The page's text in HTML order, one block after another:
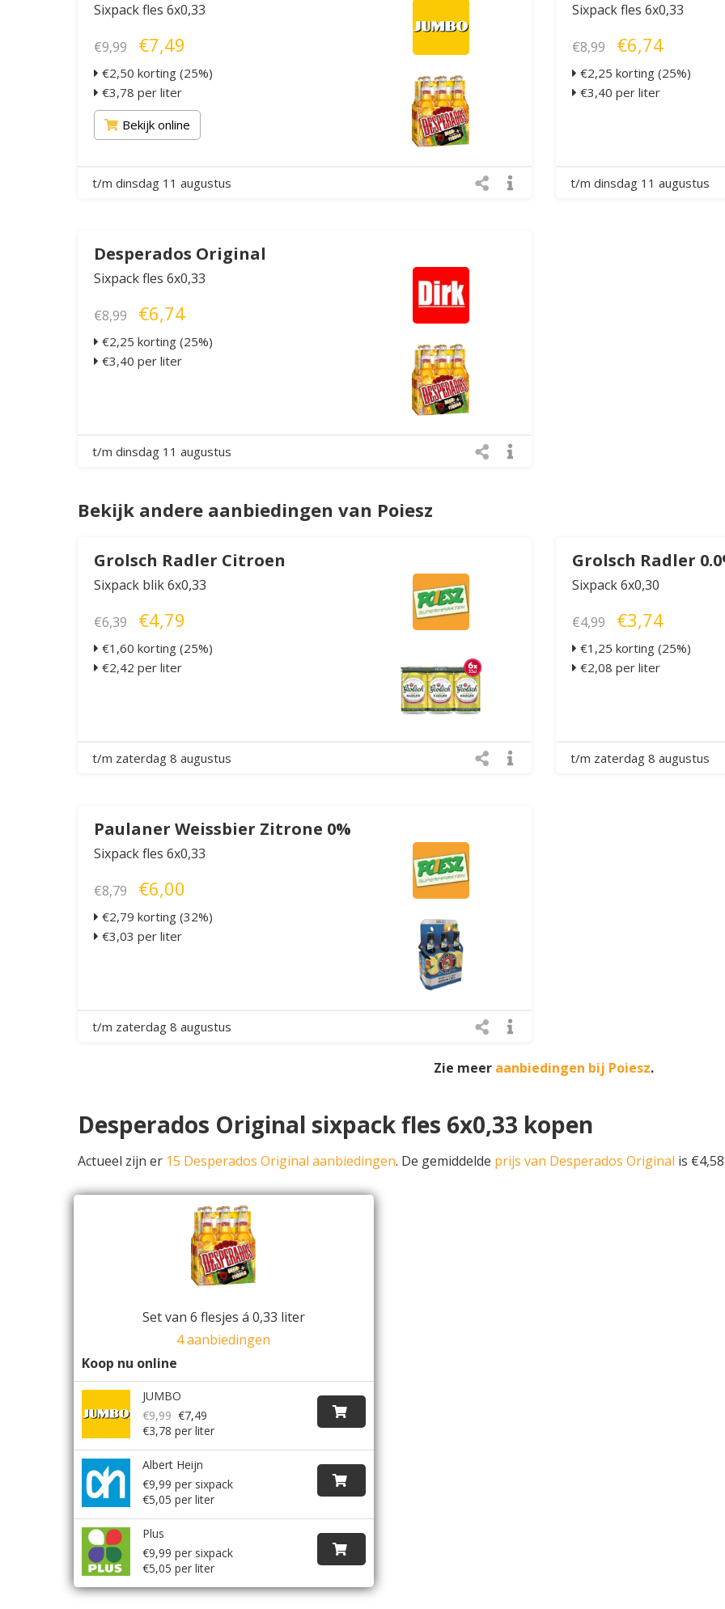
Sixpack fles 6x0,33
€9,99 €7,49
€2,50 korting (25%)
€3,78 per liter
Bekijk online
t/m dinsdag 11 augustus
Sixpack fles 6x0,33
€8,99 €6,74
€2,25 korting (25%)
€3,40 per liter
t/m dinsdag 11 augustus
Desperados Original
Sixpack fles 6x0,33
€8,99 €6,74
€2,25 korting (25%)
€3,40 per liter
t/m dinsdag 11 augustus
Bekijk andere aanbiedingen van Poiesz
Grolsch Radler Citroen
Sixpack blik 6x0,33
€6,39 €4,79
€1,60 korting (25%)
€2,42 per liter
t/m zaterdag 8 augustus
Grolsch Radler
Sixpack 6x0,30
€4,99 €3,74
€1,25 korting (25%)
€2,08 per liter
t/m zaterdag 8 augustus
Paulaner Weissbier Zitrone 0%
Sixpack fles 6x0,33
€8,79 €6,00
€2,79 korting (32%)
€3,03 per liter
t/m zaterdag 8 augustus
Zie meer aanbiedingen bij Poiesz.
Desperados Original sixpack fles 6x0,33 kopen
Actueel zijn er 15 Desperados Original aanbiedingen. De gemiddelde prijs van Desperados Original is
Set van 6 flesjes á 0,33 liter
4 aanbiedingen
Koop nu online
JUMBO
€9,99 €7,49
€3,78 per liter
Albert Heijn
€9,99 per sixpack
€5,05 per liter
Plus
€9,99 per sixpack
€5,05 per liter